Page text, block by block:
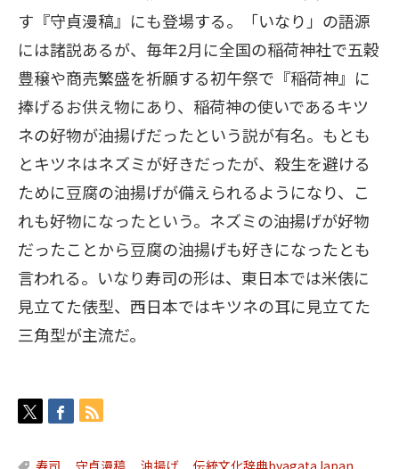
す『守貞漫稿』にも登場する。「いなり」の語源
には諸説あるが、毎年2月に全国の稲荷神社で五穀
豊穣や商売繁盛を祈願する初午祭で『稲荷神』に
捧げるお供え物にあり、稲荷神の使いであるキツ
ネの好物が油揚げだったという説が有名。もとも
とキツネはネズミが好きだったが、殺生を避ける
ために豆腐の油揚げが備えられるようになり、こ
れも好物になったという。ネズミの油揚げが好物
だったことから豆腐の油揚げも好きになったとも
言われる。いなり寿司の形は、東日本では米俵に
見立てた俵型、西日本ではキツネの耳に見立てた
三角型が主流だ。
寿司, 守貞漫稿, 油揚げ, 伝統文化辞典byagataJapan